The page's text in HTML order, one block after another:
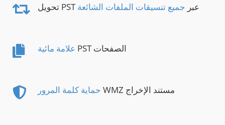
تحويل PST عبر جميع تنسيقات الملفات الشائعة
علامة مائية PST الصفحات
حماية كلمة المرور WMZ مستند الإخراج